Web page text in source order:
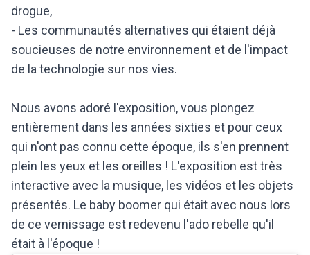
drogue,
- Les communautés alternatives qui étaient déjà
soucieuses de notre environnement et de l'impact
de la technologie sur nos vies.
Nous avons adoré l'exposition, vous plongez
entièrement dans les années sixties et pour ceux
qui n'ont pas connu cette époque, ils s'en prennent
plein les yeux et les oreilles ! L'exposition est très
interactive avec la musique, les vidéos et les objets
présentés. Le baby boomer qui était avec nous lors
de ce vernissage est redevenu l'ado rebelle qu'il
était à l'époque !